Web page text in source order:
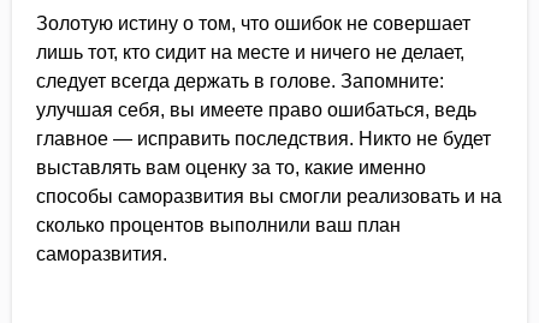
Золотую истину о том, что ошибок не совершает
лишь тот, кто сидит на месте и ничего не делает,
следует всегда держать в голове. Запомните:
улучшая себя, вы имеете право ошибаться, ведь
главное — исправить последствия. Никто не будет
выставлять вам оценку за то, какие именно
способы саморазвития вы смогли реализовать и на
сколько процентов выполнили ваш план
саморазвития.